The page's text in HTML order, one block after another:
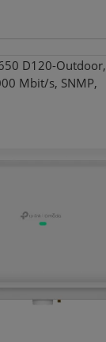
D120-Outdoor,
Mbit/s, SNMP,